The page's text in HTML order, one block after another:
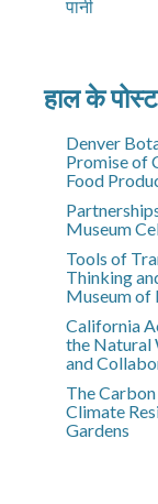
पानी
हाल के पोस्ट
Denver
Promise of
Food
Museum
Tools of
Thinking
Museum
California
the Natural
and
The
Climate
Gardens